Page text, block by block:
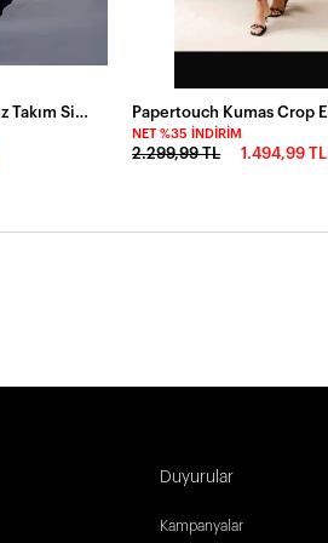
Müslin Kumaş Etek Bluz Takım Siyah
NET %35 İNDIRIM
2.299,99 TL 1.494,99 TL
Duyurular
Kampanyalar